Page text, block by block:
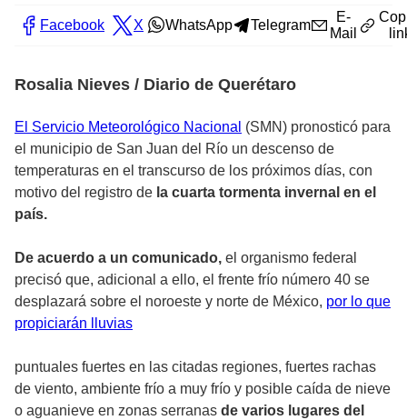
Facebook X WhatsApp Telegram
E-
Mail
Rosalia Nieves / Diario de Querétaro
El Servicio Meteorológico Nacional (SMN) pronosticó para
el municipio de San Juan del Río un descenso de
temperaturas en el transcurso de los próximos días, con
motivo del registro de la cuarta tormenta invernal en el
país.
De acuerdo a un comunicado, el organismo federal
precisó que, adicional a ello, el frente frío número 40 se
desplazará sobre el noroeste y norte de México, por lo que
propiciarán lluvias
puntuales fuertes en las citadas regiones, fuertes rachas
de viento, ambiente frío a muy frío y posible caída de nieve
o aguanieve en zonas serranas de varios lugares del